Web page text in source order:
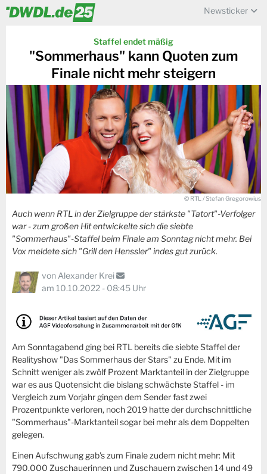
Newsticker
Staffel endet mäßig
"Sommerhaus" kann Quoten zum
Finale nicht mehr steigern
© RTL / Stefan Gregorowius
Auch wenn RTL in der Zielgruppe der stärkste "Tatort"-Verfolger
war - zum großen Hit entwickelte sich die siebte
"Sommerhaus"-Staffel beim Finale am Sonntag nicht mehr. Bei
Vox meldete sich "Grill den Henssler" indes gut zurück.
von Alexander Krei
am 10.10.2022 - 08:45 Uhr
Am Sonntagabend ging bei RTL bereits die siebte Staffel der
Realityshow "Das Sommerhaus der Stars" zu Ende. Mit im
Schnitt weniger als zwölf Prozent Marktanteil in der Zielgruppe
war es aus Quotensicht die bislang schwächste Staffel - im
Vergleich zum Vorjahr gingen dem Sender fast zwei
Prozentpunkte verloren, noch 2019 hatte der durchschnittliche
"Sommerhaus"-Marktanteil sogar bei mehr als dem Doppelten
gelegen.
Einen Aufschwung gab's zum Finale zudem nicht mehr: Mit
790.000 Zuschauerinnen und Zuschauern zwischen 14 und 49